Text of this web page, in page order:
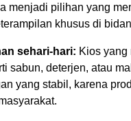
menjadi pilihan yang
khusus di
sehari-hari: Kios yang
sabun, deterjen, atau
yang stabil, karena